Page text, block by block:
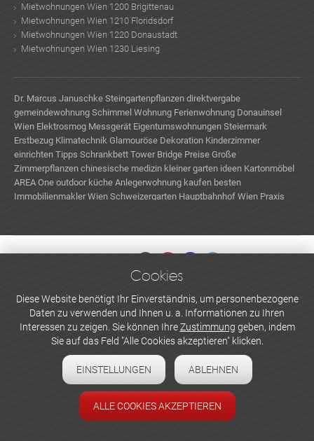
Mietwohnungen Wien 1200 Brigittenau
Mietwohnungen Wien 1210 Floridsdorf
Mietwohnungen Wien 1220 Donaustadt
Mietwohnungen Wien 1230 Liesing
Dr. Marcus Januschke Steingartenpflanzen direktvergabe
gemeindewohnung Schimmel Wohnung Ferienwohnung Donauinsel
Wien Elektrosmog Messgerät Eigentumswohnungen Steiermark
Erstbezug Klimatechnik Glamouröse Dekoration Kinderzimmer
einrichten Tipps Schrankbett Tower Bridge Preise Große
Zimmerpflanzen chinesische medizin kleiner garten ideen Kartonmöbel
AREA One outdoor küche Anlegerwohnung kaufen besten
Immobilienmakler Wien Schweizergarten Hauptbahnhof Wien Praxis
WERBEN UND INSERIEREN
Newsletter abonnieren
Datenschutzerklärung
Cookie-Einstellungen
Cookies
Diese Website benötigt Ihr Einverständnis, um personenbezogene
Daten zu verwenden und Ihnen u. a. Informationen zu Ihren
Interessen zu zeigen. Sie können IhreZustimmung geben, indem
Sie auf das Feld "Alle Cookies akzeptieren" klicken.
EINSTELLUNGEN ABLEHNEN
ALLE COOKIES AKZEPTIEREN